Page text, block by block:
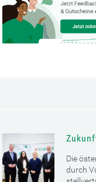
Die
durch